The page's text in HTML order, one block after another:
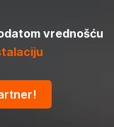
vrednošću